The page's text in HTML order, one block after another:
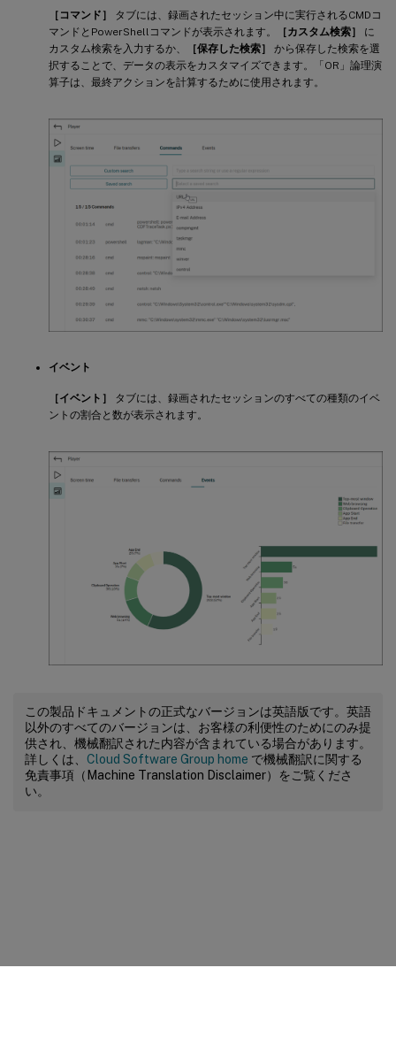
［コマンド］
タブには、録画されたセッション中に実行されるCMDコ
マンドとPowerShellコマンドが表示されます。
［カスタム検索］
に
カスタム検索を入力するか、
［保存した検索］
から保存した検索を選
択することで、データの表示をカスタマイズできます。「OR」論理演
算子は、最終アクションを計算するために使用されます。
イベント
［イベント］
タブには、録画されたセッションのすべての種類のイベ
ントの割合と数が表示されます。
この製品ドキュメントの正式なバージョンは英語版です。英語
以外のすべてのバージョンは、お客様の利便性のためにのみ提
供され、機械翻訳された内容が含まれている場合があります。
詳しくは、 Cloud Software Group home で機械翻訳に関する
免責事項（Machine Translation Disclaimer）をご覧くださ
い。